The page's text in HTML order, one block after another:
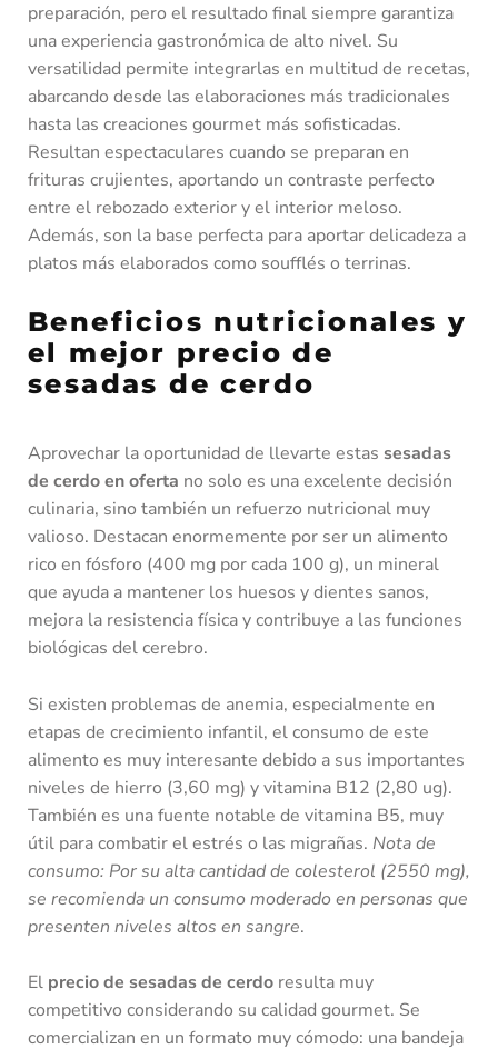
preparación, pero el resultado final siempre garantiza
una experiencia gastronómica de alto nivel. Su
versatilidad permite integrarlas en multitud de recetas,
abarcando desde las elaboraciones más tradicionales
hasta las creaciones gourmet más sofisticadas.
Resultan espectaculares cuando se preparan en
frituras crujientes, aportando un contraste perfecto
entre el rebozado exterior y el interior meloso.
Además, son la base perfecta para aportar delicadeza a
platos más elaborados como soufflés o terrinas.
Beneficios nutricionales y
el mejor precio de
sesadas de cerdo
Aprovechar la oportunidad de llevarte estas sesadas
de cerdo en oferta no solo es una excelente decisión
culinaria, sino también un refuerzo nutricional muy
valioso. Destacan enormemente por ser un alimento
rico en fósforo (400 mg por cada 100 g), un mineral
que ayuda a mantener los huesos y dientes sanos,
mejora la resistencia física y contribuye a las funciones
biológicas del cerebro.
Si existen problemas de anemia, especialmente en
etapas de crecimiento infantil, el consumo de este
alimento es muy interesante debido a sus importantes
niveles de hierro (3,60 mg) y vitamina B12 (2,80 ug).
También es una fuente notable de vitamina B5, muy
útil para combatir el estrés o las migrañas. Nota de
consumo: Por su alta cantidad de colesterol (2550 mg),
se recomienda un consumo moderado en personas que
presenten niveles altos en sangre.
El precio de sesadas de cerdo resulta muy
competitivo considerando su calidad gourmet. Se
comercializan en un formato muy cómodo: una bandeja